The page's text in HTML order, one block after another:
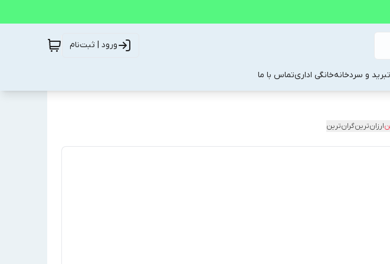
ورود | ثبت‌نام
تبرید و سردخانهخانگی اداریتماس با ما
ارزان‌ترینگران‌ترین